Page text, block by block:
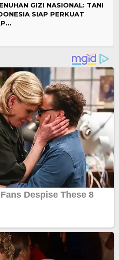
GIZI NASIONAL: TANI
SIAP PERKUAT